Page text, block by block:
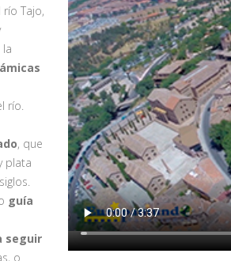
Tajo,
río.
, que
plata
guía
seguir
o